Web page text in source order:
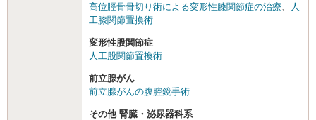
高位脛骨骨切り術による変形性膝関節症の治療
人
工膝関節置換術
変形性股関節症
人工股関節置換術
前立腺がん
前立腺がんの腹腔鏡手術
その他 腎臓・泌尿器科系